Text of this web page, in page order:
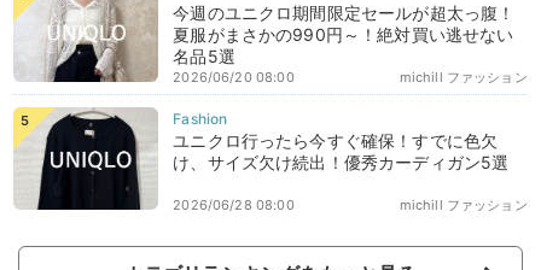
今週のユニクロ期間限定セールが超太っ腹！
夏服がまさかの990円～！絶対買い逃せない
名品5選
michill ファッション
2026/06/20 08:00
ユニクロ行ったら今すぐ確保！すでに色欠
け、サイズ欠け続出！優秀カーディガン5選
michill ファッション
2026/06/28 08:00